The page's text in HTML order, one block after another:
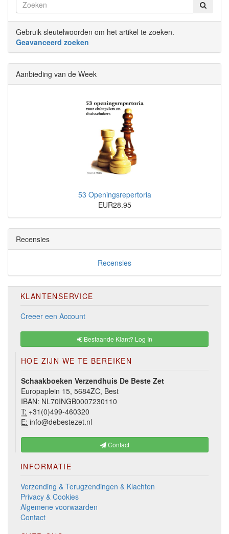
Gebruik sleutelwoorden om het artikel te zoeken.
Geavanceerd zoeken
Aanbieding van de Week
53 Openingsrepertoria
EUR28.95
Recensies
Recensies
KLANTENSERVICE
Creeer een Account
Bestaande Klant? Log In
HOE ZIJN WE TE BEREIKEN
Schaakboeken Verzendhuis De Beste Zet
Europaplein 15, 5684ZC, Best
IBAN: NL70INGB0007230110
T: +31(0)499-460320
E: info@debestezet.nl
Contact
INFORMATIE
Verzending & Terugzendingen & Klachten
Privacy & Cookies
Algemene voorwaarden
Contact